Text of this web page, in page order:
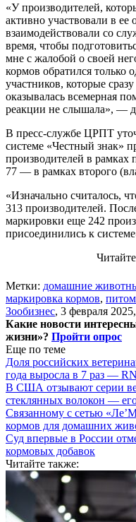
«У производителей,
активно участвовали в ее
взаимодействовали со
время, чтобы
мне с жалобой о своей
кормов обратился
участников, которые
оказывалась всемерная
реакции не слышала», —
В пресс-службе ЦРПТ
системе «Честный знак»
производителей в рамках
77 — в рамках второго
«Изначально считалось,
313 производителей.
маркировки еще 242
присоединились к
Метки: домашние
маркировка кормов,
Зообизнес, 3 февраля
Какие новости
жизни»? Пройти опрос
Еще по теме
Доля российских
года выросла в 7 раз —
В США отзывают серии
стеклянных волокон —
Связанному с сетью
кормов для домашних
Суд впервые в России
кормовых добавок
Читайте также: